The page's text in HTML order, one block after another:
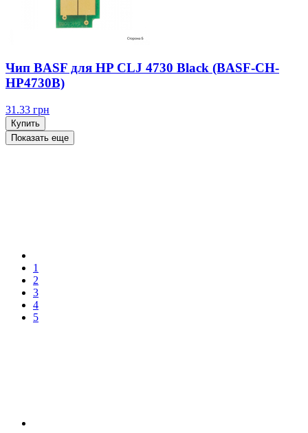
Чип BASF для HP CLJ 4730 Black (BASF-CH-
HP4730B)
31.33 грн
Купить
Показать еще
1
2
3
4
5